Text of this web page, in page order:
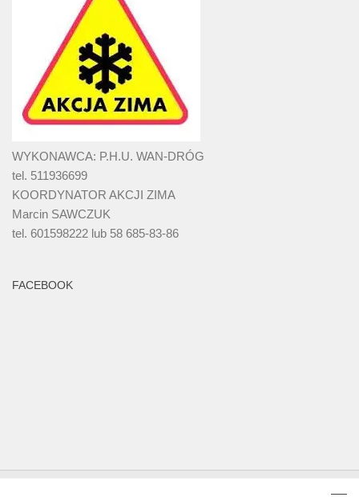
WYKONAWCA: P.H.U. WAN-DRÓG
tel. 511936699
KOORDYNATOR AKCJI ZIMA
Marcin SAWCZUK
tel. 601598222 lub 58 685-83-86
FACEBOOK